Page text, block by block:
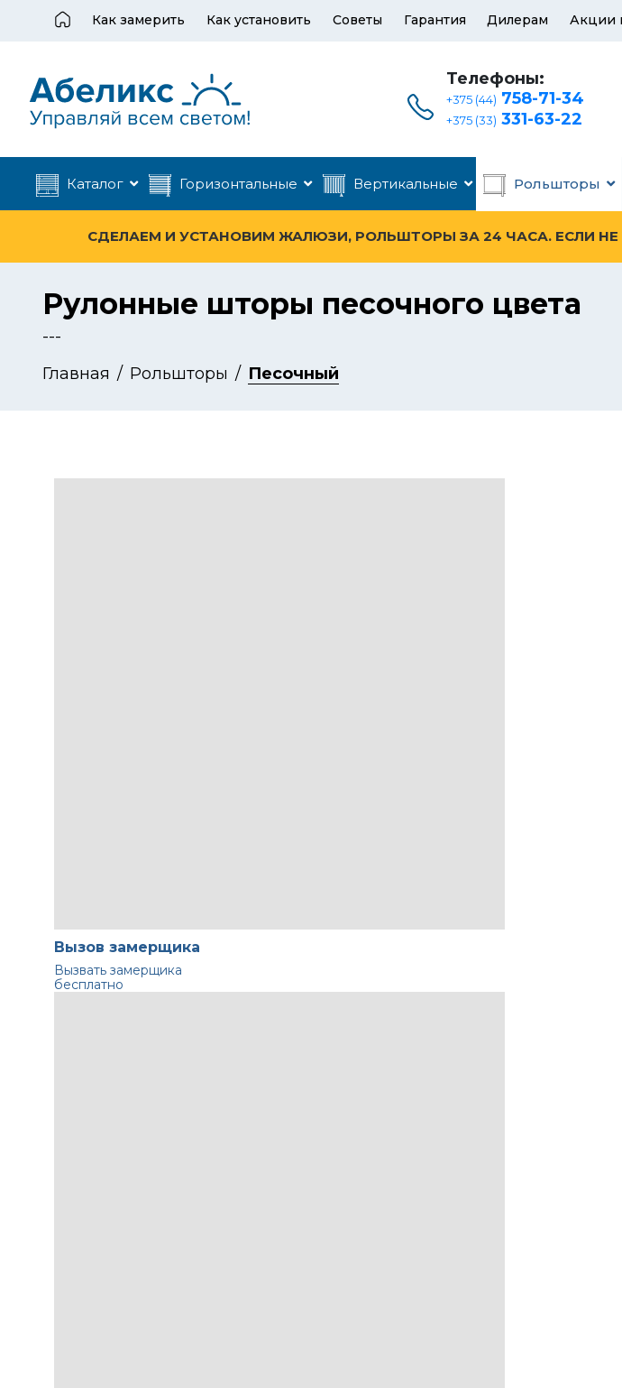
Как замерить Как установить Советы Гарантия Дилерам Акции
Телефоны:
+375 (44) 758-71-34
+375 (33) 331-63-22
Каталог Горизонтальные Вертикальные Рольшторы
СДЕЛАЕМ И УСТАНОВИМ ЖАЛЮЗИ, РОЛЬШТОРЫ ЗА 24 ЧАСА. ЕСЛИ
Рулонные шторы песочного цвета
---
Главная
Рольшторы Песочный
Вызов замерщика
Вызвать замерщика
бесплатно